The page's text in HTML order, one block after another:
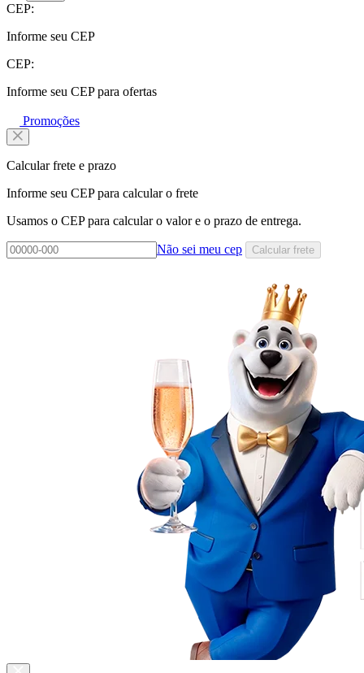
CEP:
Informe seu CEP
CEP:
Informe seu CEP para ofertas
Promoções
Calcular frete e prazo
Informe seu CEP para calcular o frete
Usamos o CEP para calcular o valor e o prazo de entrega.
Não sei meu cep Calcular frete